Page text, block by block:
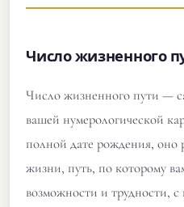
Число жизненного
Число жизненного пути —
вашей нумерологической
полной дате рождения, оно
жизни, путь, по которому
возможности и трудности,